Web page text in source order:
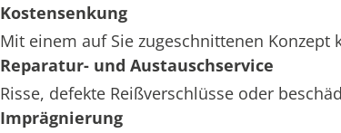
Kostensenkung
Mit einem auf Sie zugeschnittenen
Reparatur- und Austauschservice
Risse, defekte Reißverschlüsse oder
Imprägnierung